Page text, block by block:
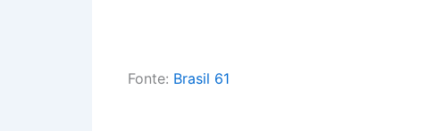
Fonte: Brasil 61